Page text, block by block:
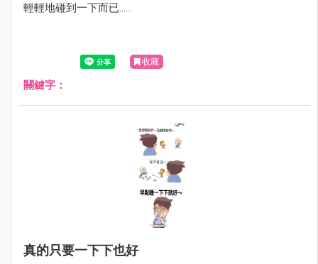
輕輕地碰到一下而已......
收藏
關鍵字：
真的只要一下下也好